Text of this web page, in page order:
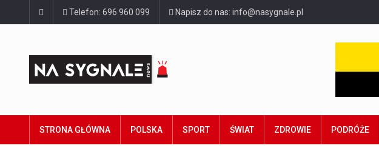
Telefon: 696 960 099 Napisz do nas: info@nasygnale.pl
STRONA GŁÓWNA POLSKA SPORT ŚWIAT ZDROWIE PODRÓŻE